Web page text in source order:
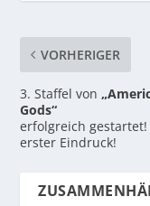
VORHERIGER
3. Staffel von
Gods“
erfolgreich
erster Eindruck!